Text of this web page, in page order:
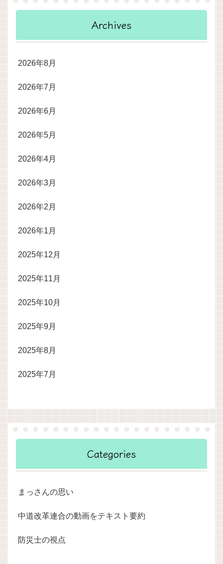
Archives
2026年8月
2026年7月
2026年6月
2026年5月
2026年4月
2026年3月
2026年2月
2026年1月
2025年12月
2025年11月
2025年10月
2025年9月
2025年8月
2025年7月
Categories
まっさんの思い
中道改革連合の動画をテキスト要約
防災士の視点